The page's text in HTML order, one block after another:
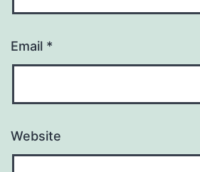
Email *
Website